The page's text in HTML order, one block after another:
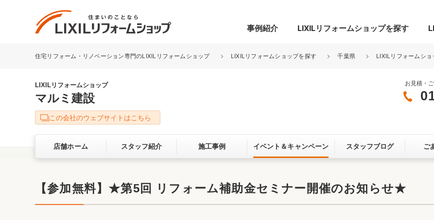
事例紹介
リフォーム事例を探す
キッチン
洗面化粧室 トイレ 玄関まわり 門まわり
ベランダ・バルコニー ガーデンスペース カースペース
LIXILリフォームショップを探す
LIXILリフォームショップについて
サービス向上・品質改善の取り組み お客さま満足度アンケート
ここちい
住宅リフォーム・リノベーション専門のLIXILリフォームショップ LIXILリフォームショップを探す 千葉県 LIXILリフォームショ
LIXILリフォームショップ
マルミ建設
お見積・
この会社のウェブサイトはこちら
店舗ホーム スタッフ紹介 施工事例 イベント＆キャンペーン スタッフブログ ご
【参加無料】★第5回 リフォーム補助金セミナー開催のお知らせ★